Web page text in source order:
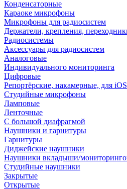
Конденсаторные
Караоке микрофоны
Микрофоны для радиосистем
Держатели, крепления,
Радиосистемы
Аксессуары для радиосистем
Аналоговые
Индивидуального мониторинга
Цифровые
Репортёрские, накамерные, для
Студийные микрофоны
Ламповые
Ленточные
С большой диафрагмой
Наушники и гарнитуры
Гарнитуры
Диджейские наушники
Наушники вкладыши/
Студийные наушники
Закрытые
Открытые